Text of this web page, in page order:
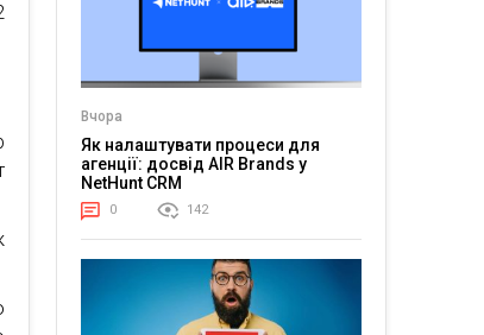
Вчора
Як налаштувати процеси для
агенції: досвід AIR Brands у
NetHunt CRM
0 142